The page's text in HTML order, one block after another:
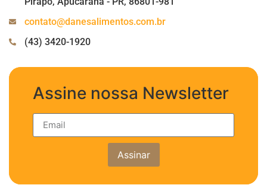
contato@danesalimentos.com.br
(43) 3420-1920
Assine nossa Newsletter
Assinar